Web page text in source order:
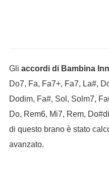
Gli accordi di Bambina
Do7, Fa, Fa7+, Fa7, La#,
Dodim, Fa#, Sol, Solm7,
Do, Rem6, Mi7, Rem,
di questo brano è stato
avanzato.